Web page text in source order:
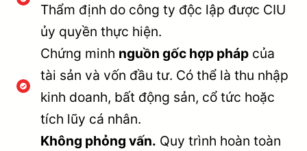
Thẩm định do công ty độc lập được CIU
ủy quyền thực hiện.
Chứng minh nguồn gốc hợp pháp của
tài sản và vốn đầu tư. Có thể là thu nhập
kinh doanh, bất động sản, cổ tức hoặc
tích lũy cá nhân.
Không phỏng vấn. Quy trình hoàn toàn